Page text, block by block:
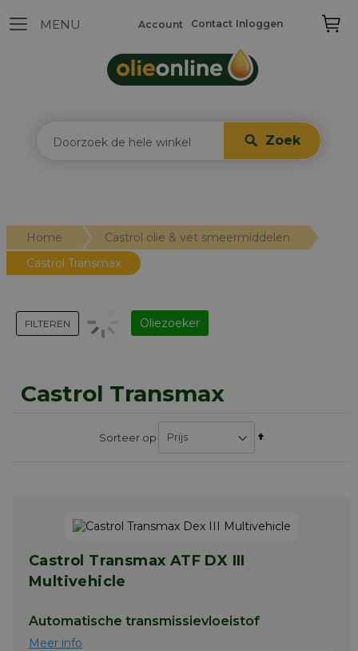
Zoek
Contact Inloggen
Account
Home
Castrol olie & vet smeermiddelen
Castrol Transmax
Castrol Transmax
Sorteer op
Van
Castrol Transmax ATF DX III
Multivehicle
Automatische transmissievloeistof
Meer info
FILTEREN Oliezoeker